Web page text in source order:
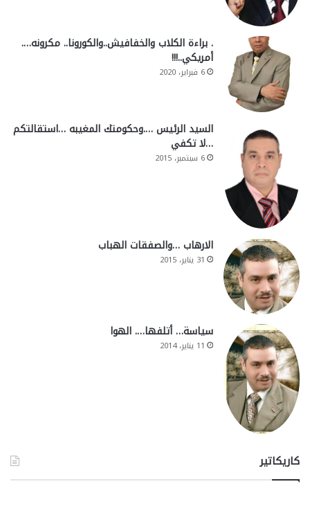
. براءة الكلاب والخفافيش..والكورونا.. مكرونه….
أمريكي..!!!
6 فبراير، 2020
السيد الرئيس ….وحكومتك المغيبه …استقالتكم
…لا تكفي
6 سبتمبر، 2015
الارهاب …والصفقات الهباب
31 يناير، 2015
سياسة… أتلفها…. الهوا
11 يناير، 2014
كاريكاتير